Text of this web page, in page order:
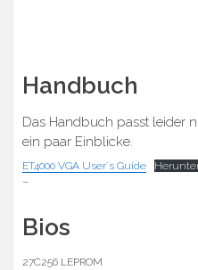
Handbuch
Das Handbuch passt leider
ein paar Einblicke.
ET4000 VGA User´s Guide
–
Bios
27C256 LEPROM